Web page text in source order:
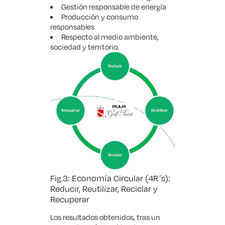
Gestión responsable de energía
Producción y consumo
responsables
Respecto al medio ambiente,
sociedad y territorio.
Fig.3: Economía Circular (4R´s):
Reducir, Reutilizar, Reciclar y
Recuperar
Los resultados obtenidos, tras un